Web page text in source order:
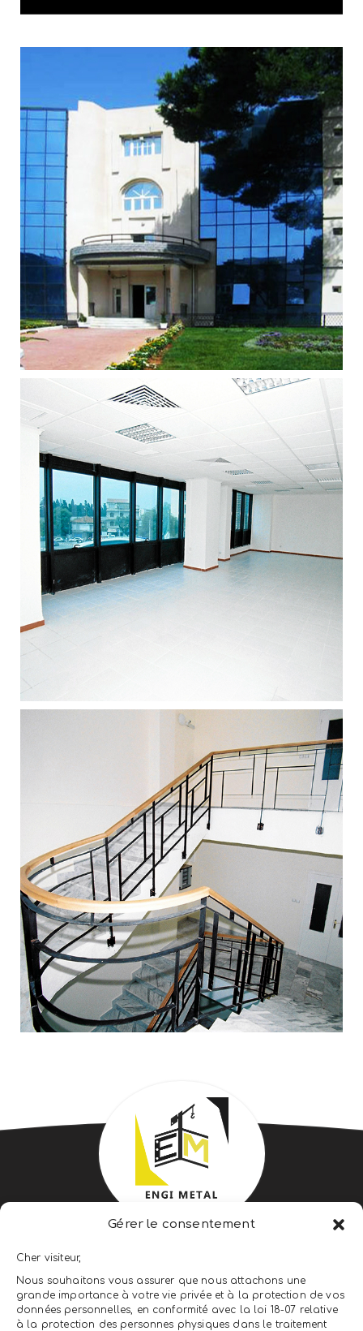
Gérer le consentement
Cher visiteur,
Nous souhaitons vous assurer que nous attachons une
grande importance à votre vie privée et à la protection de vos
données personnelles, en conformité avec la loi 18-07 relative
à la protection des personnes physiques dans le traitement
ENGI METAL ENGINEERING &
CONSTRUCTION
LEADER DU CLÉS EN MAIN